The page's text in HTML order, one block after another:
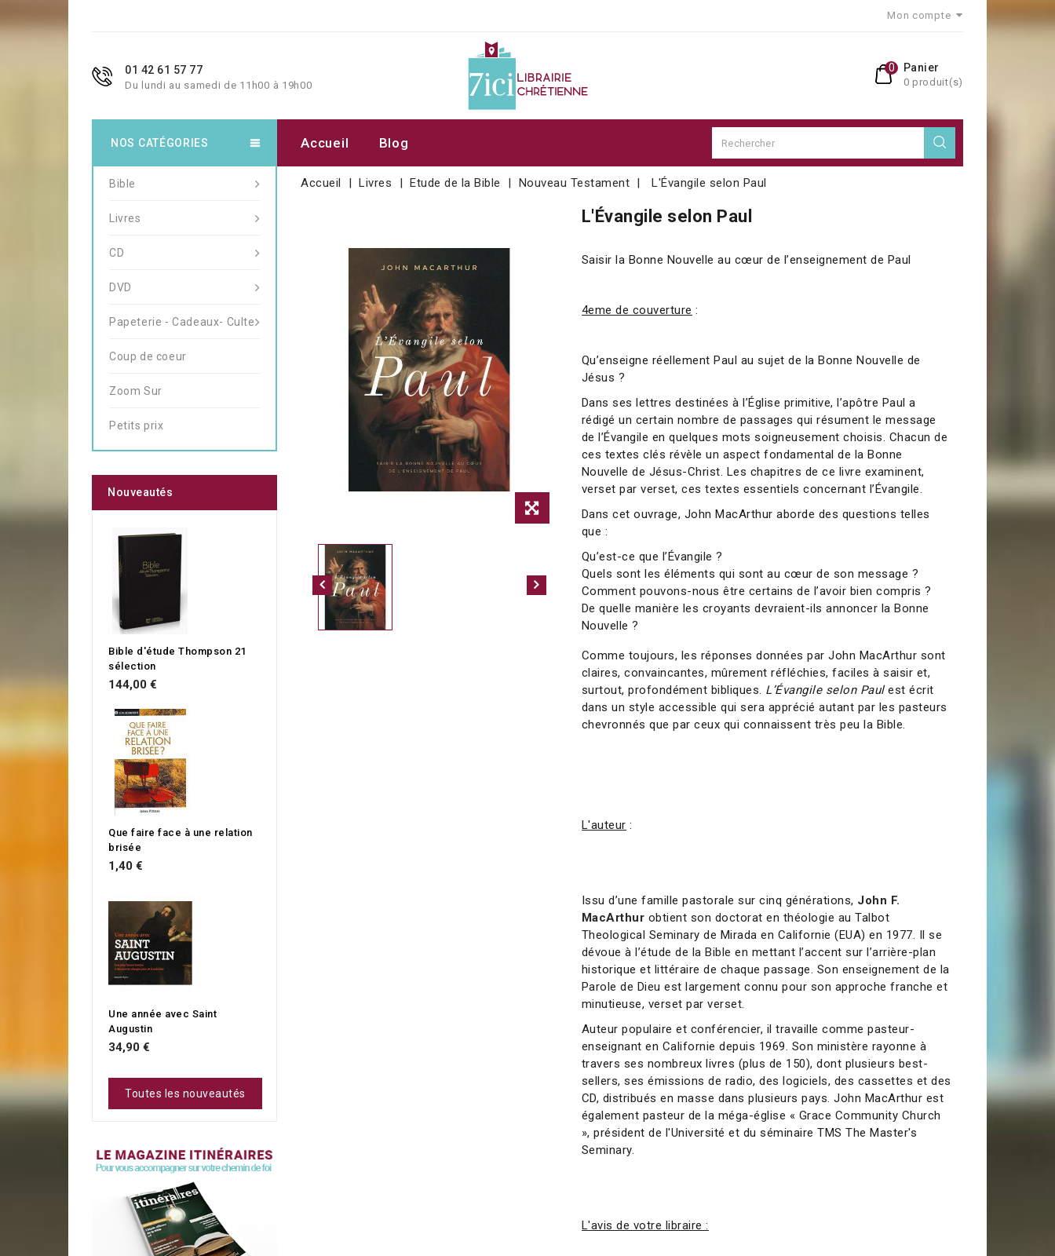
Mon compte
01 42 61 57 77
Du lundi au samedi de 11h00 à 19h00
Panier
0 produit(s)
0
Accueil Blog
Accueil Livres Etude de la Bible Nouveau Testament L'Évangile selon Paul
L'Évangile selon Paul
Saisir la Bonne Nouvelle au cœur de l’enseignement de Paul
4eme de couverture :
Qu’enseigne réellement Paul au sujet de la Bonne Nouvelle de
Jésus ?
Dans ses lettres destinées à l’Église primitive, l’apôtre Paul a
rédigé un certain nombre de passages qui résument le message
de l’Évangile en quelques mots soigneusement choisis. Chacun de
ces textes clés révèle un aspect fondamental de la Bonne
Nouvelle de Jésus-Christ. Les chapitres de ce livre examinent,
verset par verset, ces textes essentiels concernant l’Évangile.
Dans cet ouvrage, John MacArthur aborde des questions telles
que :
Qu’est-ce que l’Évangile ?
Quels sont les éléments qui sont au cœur de son message ?
Comment pouvons-nous être certains de l’avoir bien compris ?
De quelle manière les croyants devraient-ils annoncer la Bonne
Nouvelle ?
Comme toujours, les réponses données par John MacArthur sont
claires, convaincantes, mûrement réfléchies, faciles à saisir et,
surtout, profondément bibliques. L’Évangile selon Paulest écrit
dans un style accessible qui sera apprécié autant par les pasteurs
chevronnés que par ceux qui connaissent très peu la Bible.
L'auteur :
Issu d’une famille pastorale sur cinq générations, John F.
MacArthur obtient son doctorat en théologie au Talbot
Theological Seminary de Mirada en Californie (EUA) en 1977. Il se
dévoue à l’étude de la Bible en mettant l’accent sur l’arrière-plan
historique et littéraire de chaque passage. Son enseignement de la
Parole de Dieu est largement connu pour son approche franche et
minutieuse, verset par verset.
Auteur populaire et conférencier, il travaille comme pasteur-
enseignant en Californie depuis 1969. Son ministère rayonne à
travers ses nombreux livres (plus de 150), dont plusieurs best-
sellers, ses émissions de radio, des logiciels, des cassettes et des
CD, distribués en masse dans plusieurs pays. John MacArthur est
également pasteur de la méga-église « Grace Community Church
», président de l'Université et du séminaire TMS The Master's
Seminary.
L'avis de votre libraire :
NOS CATÉGORIES
Bible
Livres
CD
DVD
Papeterie - Cadeaux- Culte
Coup de coeur
Zoom Sur
Petits prix
Nouveautés
Bible d'étude Thompson 21
sélection
144,00 €
Que faire face à une relation
brisée
1,40 €
Une année avec Saint
Augustin
34,90 €
Toutes les nouveautés